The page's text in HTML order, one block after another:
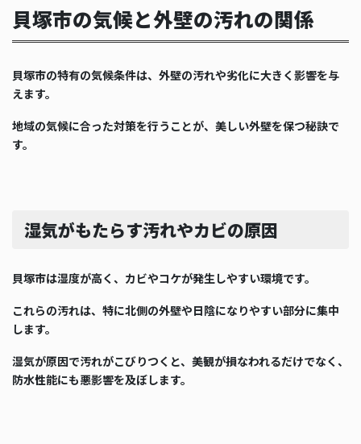
貝塚市の気候と外壁の汚れの関係
貝塚市の特有の気候条件は、外壁の汚れや劣化に大きく影響を与
えます。
地域の気候に合った対策を行うことが、美しい外壁を保つ秘訣で
す。
湿気がもたらす汚れやカビの原因
貝塚市は湿度が高く、カビやコケが発生しやすい環境です。
これらの汚れは、特に北側の外壁や日陰になりやすい部分に集中
します。
湿気が原因で汚れがこびりつくと、美観が損なわれるだけでなく、
防水性能にも悪影響を及ぼします。